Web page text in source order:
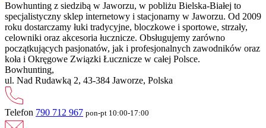
Bowhunting z siedzibą w Jaworzu, w pobliżu Bielska-Białej to
specjalistyczny sklep internetowy i stacjonarny w Jaworzu. Od 2009
roku dostarczamy łuki tradycyjne, bloczkowe i sportowe, strzały,
celowniki oraz akcesoria łucznicze. Obsługujemy zarówno
początkujących pasjonatów, jak i profesjonalnych zawodników oraz
koła i Okręgowe Związki Łucznicze w całej Polsce.
Bowhunting,
ul. Nad Rudawką 2, 43-384 Jaworze, Polska
Telefon 790 712 967 pon-pt 10:00-17:00